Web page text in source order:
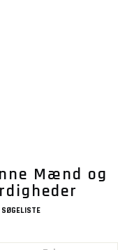
Mænd og
SØGELISTE